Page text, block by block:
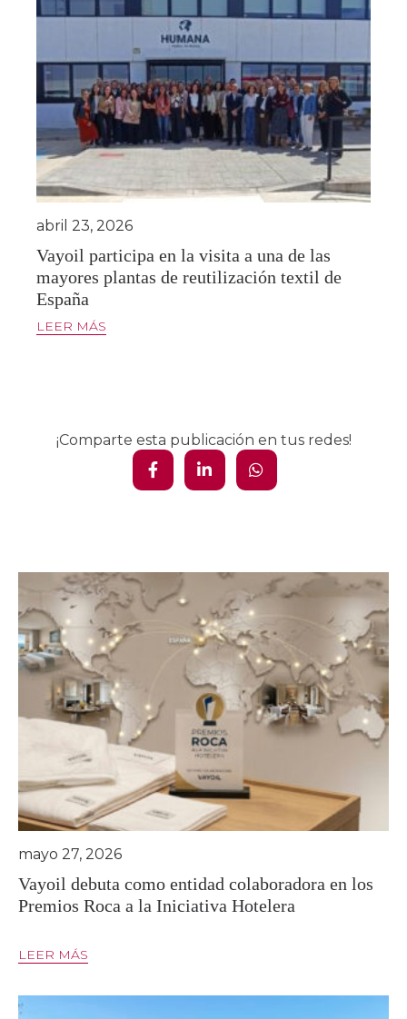
Vayoil participa en la visita a una de las
mayores plantas de reutilización textil de
España
abril 23, 2026
LEER MÁS
¡Comparte esta publicación en tus redes!
Vayoil debuta como entidad colaboradora en los
Premios Roca a la Iniciativa Hotelera
mayo 27, 2026
LEER MÁS